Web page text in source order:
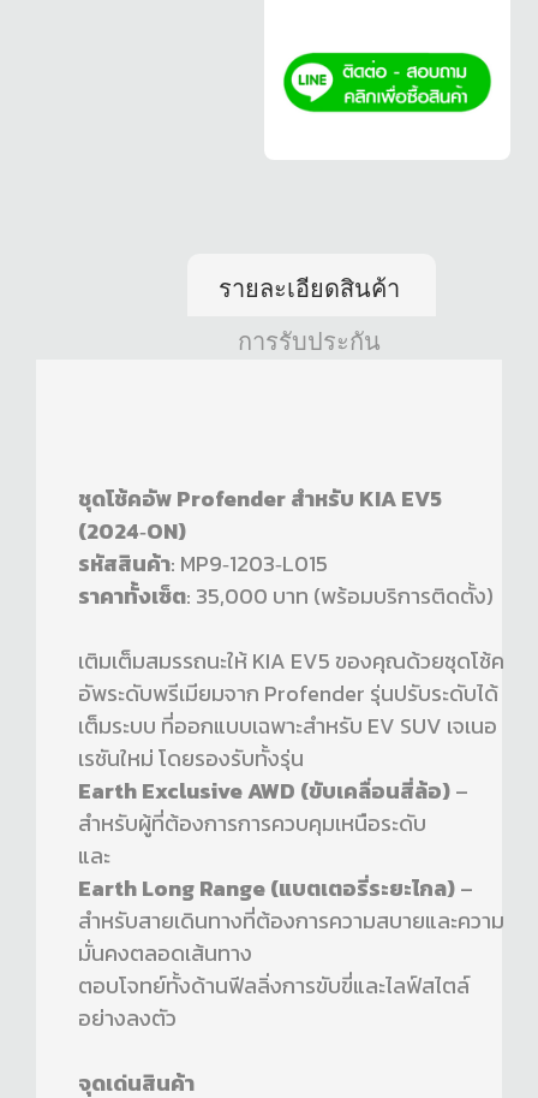
รายละเอียดสินค้า
การรับประกัน
ชุดโช้คอัพ Profender สำหรับ KIA EV5
(2024‑ON)
รหัสสินค้า: MP9‑1203‑L015
ราคาทั้งเซ็ต: 35,000 บาท (พร้อมบริการติดตั้ง)
เติมเต็มสมรรถนะให้ KIA EV5 ของคุณด้วยชุดโช้ค
อัพระดับพรีเมียมจาก Profender รุ่นปรับระดับได้
เต็มระบบ ที่ออกแบบเฉพาะสำหรับ EV SUV เจเนอ
เรชันใหม่ โดยรองรับทั้งรุ่น
Earth Exclusive AWD (ขับเคลื่อนสี่ล้อ)–
สำหรับผู้ที่ต้องการการควบคุมเหนือระดับ
และ
Earth Long Range (แบตเตอรี่ระยะไกล)–
สำหรับสายเดินทางที่ต้องการความสบายและความ
มั่นคงตลอดเส้นทาง
ตอบโจทย์ทั้งด้านฟีลลิ่งการขับขี่และไลฟ์สไตล์
อย่างลงตัว
จุดเด่นสินค้า